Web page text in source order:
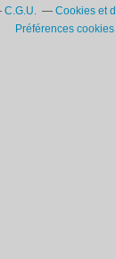
C.G.U.
Cookies et
Préférences cookies